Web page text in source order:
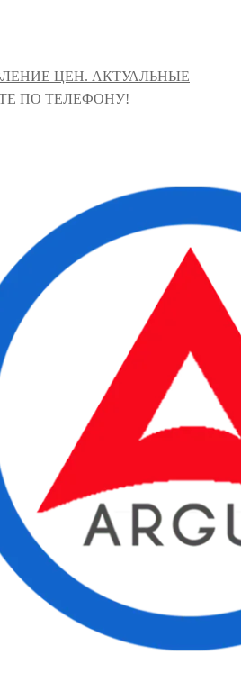
ЦЕН. АКТУАЛЬНЫЕ
ПО ТЕЛЕФОНУ!